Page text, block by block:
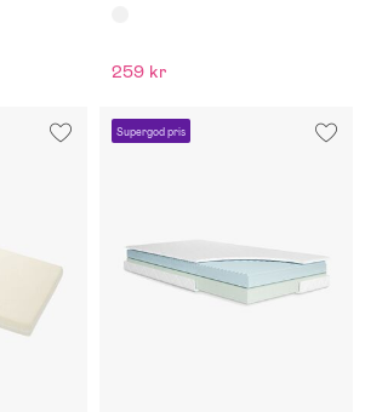
259 kr
Supergod pris